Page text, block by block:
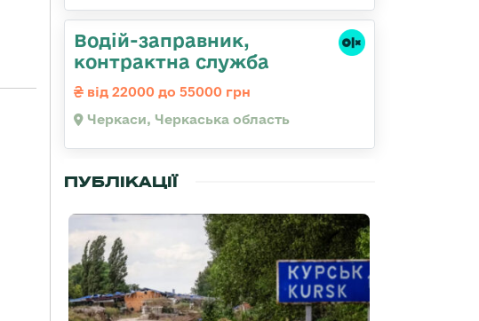
Водій-заправник,
контрактна служба
від 22000 до 55000 грн
Черкаси, Черкаська область
ПУБЛІКАЦІЇ